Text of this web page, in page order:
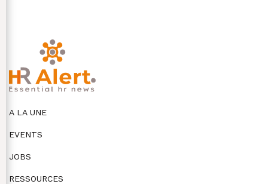
A LA UNE
EVENTS
JOBS
RESSOURCES